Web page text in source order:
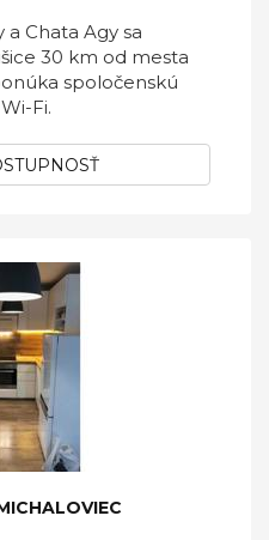
Chata Agy sa
30 km od mesta
spoločenskú
Fi.